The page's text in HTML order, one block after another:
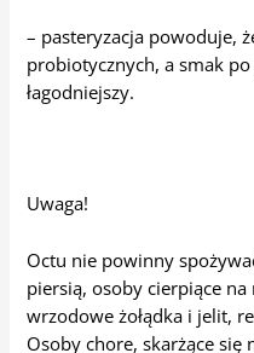
– pasteryzacja powoduje,
probiotycznych, a smak
łagodniejszy.
Uwaga!
Octu nie powinny
piersią, osoby cierpiące
wrzodowe żołądka i jelit,
Osoby chore, skarżące się